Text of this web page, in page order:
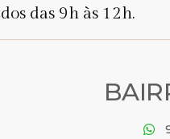
das 9h às 12h.